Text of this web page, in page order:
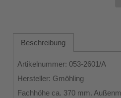
Beschreibung
Artikelnummer: 053-2601/A
Hersteller: Gmöhling
Fachhöhe ca. 370 mm.